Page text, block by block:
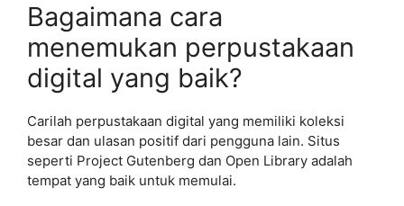
Bagaimana cara
menemukan perpustakaan
digital yang baik?
Carilah perpustakaan digital yang memiliki koleksi
besar dan ulasan positif dari pengguna lain. Situs
seperti Project Gutenberg dan Open Library adalah
tempat yang baik untuk memulai.